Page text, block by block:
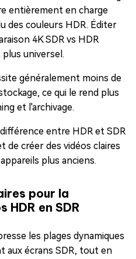
entièrement en charge
des couleurs HDR. Éditer
4K SDR vs HDR
universel.
généralement moins de
ce qui le rend plus
et l'archivage.
entre HDR et SDR
de créer des vidéos claires
plus anciens.
pour la
HDR en SDR
les plages dynamiques
aux écrans SDR, tout en